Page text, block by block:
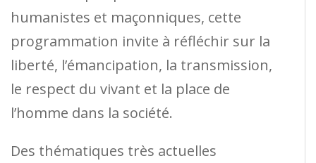
humanistes et maçonniques, cette
programmation invite à réfléchir sur la
liberté, l’émancipation, la transmission,
le respect du vivant et la place de
l’homme dans la société.
Des thématiques très actuelles